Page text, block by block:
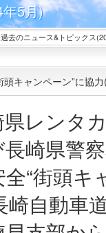
5月)
過去のニュース&トピックス
キャンペーン”に協
レンタ
崎県警
“街頭
自動車